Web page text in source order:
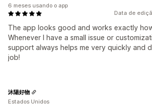
Data de
The app looks good and works exactly
Whenever I have a small issue or
support always helps me very quickly and
job!
6 meses usando o app
沐陽好物
Estados Unidos